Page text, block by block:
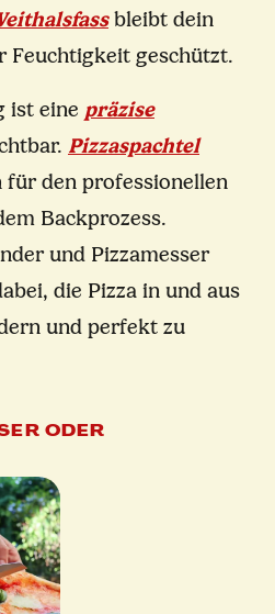
bleibt dein
geschützt.
ist eine präzise
Pizzaspachtel
für den professionellen
Backprozess.
und Pizzamesser
die Pizza in und aus
und perfekt zu
ODER